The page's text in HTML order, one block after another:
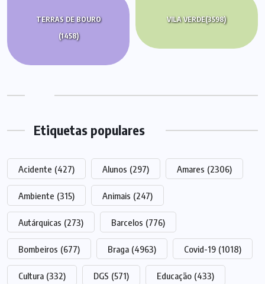
TERRAS DE BOURO
(1458)
VILA VERDE(3598)
Etiquetas populares
Acidente (427) Alunos (297) Amares (2306)
Ambiente (315) Animais (247)
Autárquicas (273) Barcelos (776)
Bombeiros (677) Braga (4963) Covid-19 (1018)
Cultura (332) DGS (571) Educação (433)